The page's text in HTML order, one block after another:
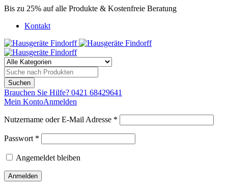
Bis zu 25% auf alle Produkte & Kostenfreie Beratung
Kontakt
Brauchen Sie Hilfe? 0421 68429641
Mein KontoAnmelden
Nutzername oder E-Mail Adresse *
Passwort *
Angemeldet bleiben